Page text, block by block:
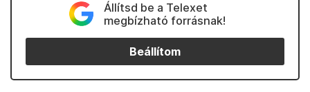
Állítsd be a Telexet
megbízható forrásnak!
Beállítom